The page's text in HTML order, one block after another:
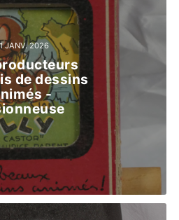
JANV. 2026
de dessins
-